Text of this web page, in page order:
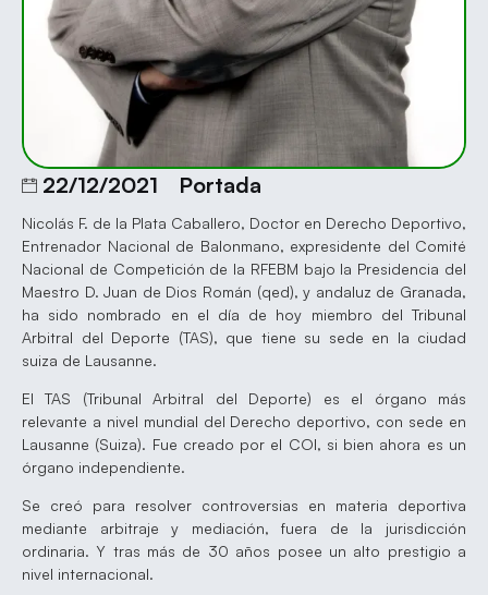
22/12/2021 Portada
Nicolás F. de la Plata Caballero, Doctor en Derecho Deportivo,
Entrenador Nacional de Balonmano, expresidente del Comité
Nacional de Competición de la RFEBM bajo la Presidencia del
Maestro D. Juan de Dios Román (qed), y andaluz de Granada,
ha sido nombrado en el día de hoy miembro del Tribunal
Arbitral del Deporte (TAS), que tiene su sede en la ciudad
suiza de Lausanne.
El TAS (Tribunal Arbitral del Deporte) es el órgano más
relevante a nivel mundial del Derecho deportivo, con sede en
Lausanne (Suiza). Fue creado por el COI, si bien ahora es un
órgano independiente.
Se creó para resolver controversias en materia deportiva
mediante arbitraje y mediación, fuera de la jurisdicción
ordinaria. Y tras más de 30 años posee un alto prestigio a
nivel internacional.